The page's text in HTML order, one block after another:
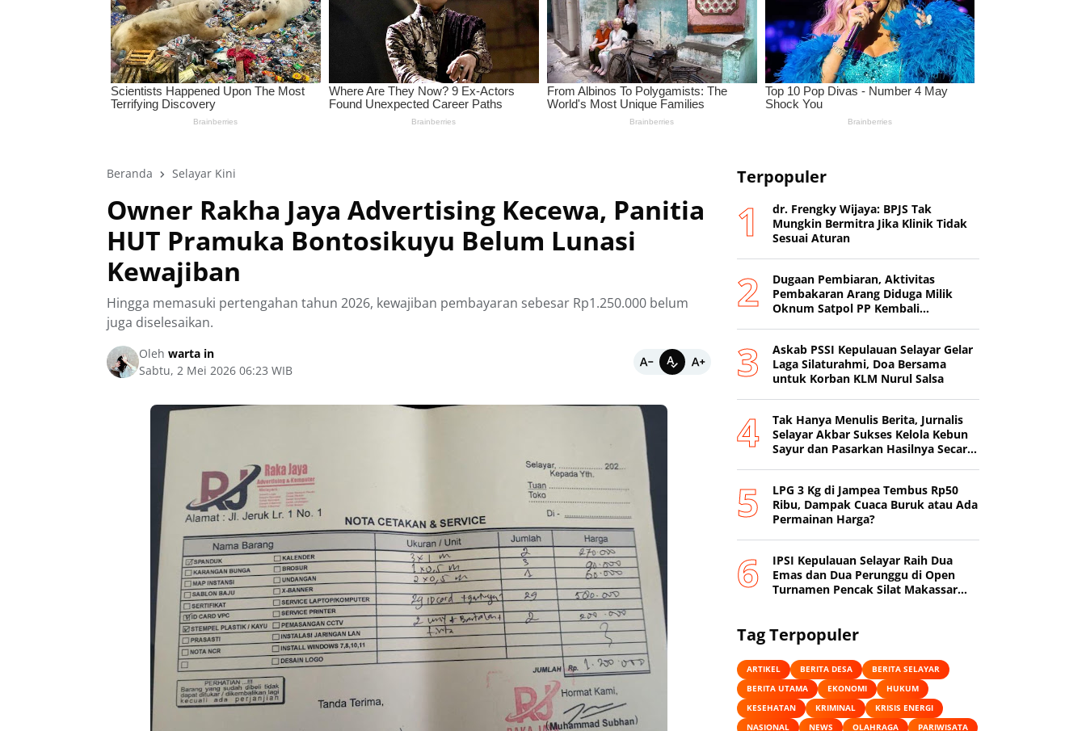
Beranda Selayar Kini
Owner Rakha Jaya Advertising Kecewa, Panitia
HUT Pramuka Bontosikuyu Belum Lunasi
Kewajiban
Hingga memasuki pertengahan tahun 2026, kewajiban pembayaran sebesar Rp1.250.000 belum
juga diselesaikan.
Oleh warta in
Sabtu, 2 Mei 2026 06:23 WIB
Terpopuler
dr. Frengky Wijaya: BPJS Tak
Mungkin Bermitra Jika Klinik Tidak
Sesuai Aturan
Dugaan Pembiaran, Aktivitas
Pembakaran Arang Diduga Milik
Oknum Satpol PP Kembali
‎Askab PSSI Kepulauan Selayar Gelar
Laga Silaturahmi, Doa Bersama
untuk Korban KLM Nurul Salsa
‎Tak Hanya Menulis Berita, Jurnalis
Selayar Akbar Sukses Kelola Kebun
Sayur dan Pasarkan Hasilnya Secara
‎LPG 3 Kg di Jampea Tembus Rp50
Ribu, Dampak Cuaca Buruk atau Ada
Permainan Harga? ‎
IPSI Kepulauan Selayar Raih Dua
Emas dan Dua Perunggu di Open
Turnamen Pencak Silat Makassar
Tag Terpopuler
ARTIKEL BERITA DESA
BERITA SELAYAR
BERITA UTAMA
EKONOMI
HUKUM
KESEHATAN
KRIMINAL
KRISIS ENERGI
NASIONAL
NEWS OLAHRAGA
PARIWISATA